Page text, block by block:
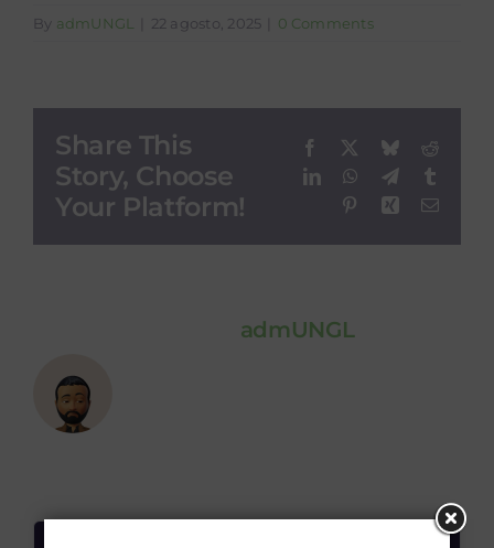
By admUNGL 22 agosto, 2025 0 Comments
Share This
Story, Choose
Your Platform!
Facebook BlueskyReddit
LinkedInWhatsApp
Telegram
PinterestXing Email
admUNGL